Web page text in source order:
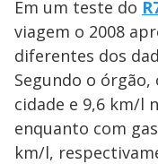
Em um teste do
viagem o 2008
diferentes dos
Segundo o
cidade e 9,6 km/l
enquanto com
km/l,